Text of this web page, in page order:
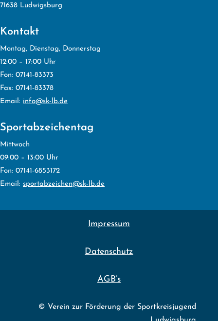
71638 Ludwigsburg
Kontakt
Montag, Dienstag, Donnerstag
12:00 – 17:00 Uhr
Fon: 07141-83373
Fax: 07141-83378
Email: info@sk-lb.de
Sportabzeichentag
Mittwoch
09:00 – 13:00 Uhr
Fon: 07141-6853172
Email: sportabzeichen@sk-lb.de
© Verein zur Förderung der Sportkreisjugend
Impressum
Datenschutz
AGB’s